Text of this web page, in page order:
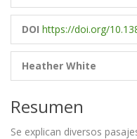
DOI https://doi.org/
Heather White
Resumen
Se explican diversos